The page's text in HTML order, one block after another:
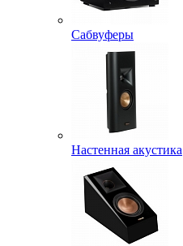
Сабвуферы
Настенная акустика